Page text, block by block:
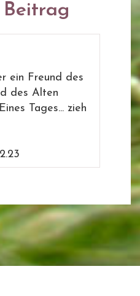
Beitrag
ein Freund des
des Alten
Tages... zieh